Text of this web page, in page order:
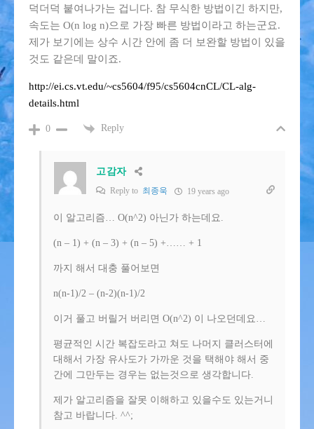
덕더덕 붙여나가는 겁니다. 참 무식한 방법이긴 하지만,
속도는 O(n log n)으로 가장 빠른 방법이라고 하는군요.
제가 보기에는 상수 시간 안에 좀 더 보완할 방법이 있을
것도 같은데 말이죠.
http://ei.cs.vt.edu/~cs5604/f95/cs5604cnCL/CL-alg-
details.html
0 Reply
고감자
Reply to 최종욱 19 years ago
이 알고리즘… O(n^2) 아닌가 하는데요.
(n – 1) + (n – 3) + (n – 5) +…… + 1
까지 해서 대충 풀어보면
n(n-1)/2 – (n-2)(n-1)/2
이거 풀고 버릴거 버리면 O(n^2) 이 나오던데요…
평균적인 시간 복잡도라고 쳐도 나머지 클러스터에
대해서 가장 유사도가 가까운 것을 택해야 해서 중
간에 그만두는 경우는 없는것으로 생각합니다.
제가 알고리즘을 잘못 이해하고 있을수도 있는거니
참고 바랍니다. ^^;